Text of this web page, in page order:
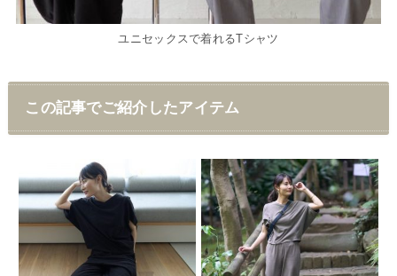
ユニセックスで着れるTシャツ
この記事でご紹介したアイテム